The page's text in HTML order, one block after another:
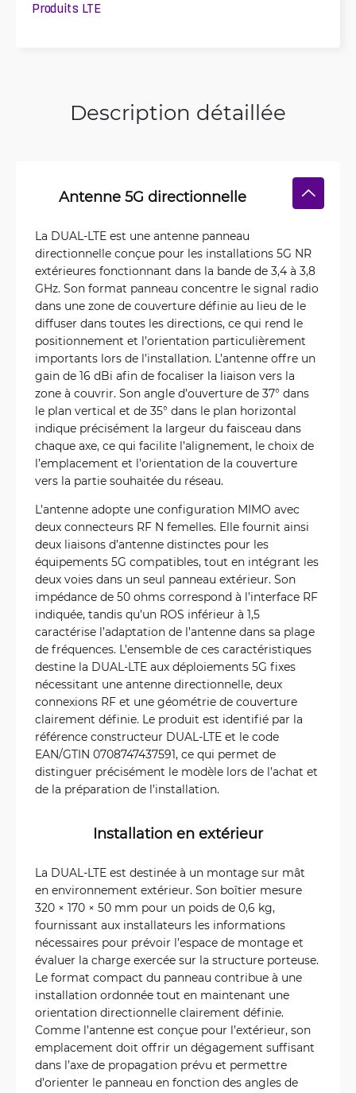
Produits LTE
Description détaillée
Antenne 5G directionnelle
La DUAL-LTE est une antenne panneau
directionnelle conçue pour les installations 5G NR
extérieures fonctionnant dans la bande de 3,4 à 3,8
GHz. Son format panneau concentre le signal radio
dans une zone de couverture définie au lieu de le
diffuser dans toutes les directions, ce qui rend le
positionnement et l’orientation particulièrement
importants lors de l’installation. L’antenne offre un
gain de 16 dBi afin de focaliser la liaison vers la
zone à couvrir. Son angle d’ouverture de 37° dans
le plan vertical et de 35° dans le plan horizontal
indique précisément la largeur du faisceau dans
chaque axe, ce qui facilite l’alignement, le choix de
l’emplacement et l’orientation de la couverture
vers la partie souhaitée du réseau.
L’antenne adopte une configuration MIMO avec
deux connecteurs RF N femelles. Elle fournit ainsi
deux liaisons d’antenne distinctes pour les
équipements 5G compatibles, tout en intégrant les
deux voies dans un seul panneau extérieur. Son
impédance de 50 ohms correspond à l’interface RF
indiquée, tandis qu’un ROS inférieur à 1,5
caractérise l’adaptation de l’antenne dans sa plage
de fréquences. L’ensemble de ces caractéristiques
destine la DUAL-LTE aux déploiements 5G fixes
nécessitant une antenne directionnelle, deux
connexions RF et une géométrie de couverture
clairement définie. Le produit est identifié par la
référence constructeur DUAL-LTE et le code
EAN/GTIN 0708747437591, ce qui permet de
distinguer précisément le modèle lors de l’achat et
de la préparation de l’installation.
Installation en extérieur
La DUAL-LTE est destinée à un montage sur mât
en environnement extérieur. Son boîtier mesure
320 × 170 × 50 mm pour un poids de 0,6 kg,
fournissant aux installateurs les informations
nécessaires pour prévoir l’espace de montage et
évaluer la charge exercée sur la structure porteuse.
Le format compact du panneau contribue à une
installation ordonnée tout en maintenant une
orientation directionnelle clairement définie.
Comme l’antenne est conçue pour l’extérieur, son
emplacement doit offrir un dégagement suffisant
dans l’axe de propagation prévu et permettre
d’orienter le panneau en fonction des angles de